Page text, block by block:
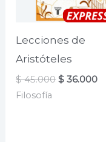
Lecciones de
Aristóteles
$45.000 El
$ 36.000El
Filosofía